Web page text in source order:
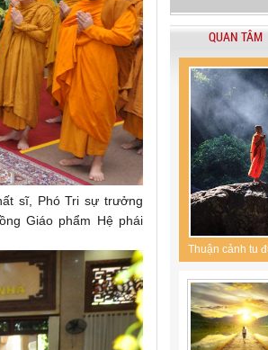
sĩ, Phó Tri sự trưởng
Giáo phẩm Hệ phái
QUAN TÂM
Thuận cảnh tu